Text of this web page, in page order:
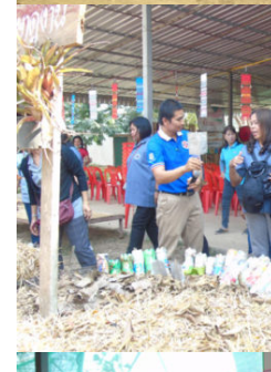
Go Hight ‘O Village
HOMU Villa
Montha Residence
Shanti – Retreat
กรีนฮิลล์รีสอร์ท
ก๋างโต้งคอฟฟี่รีสอร์ท
ชมพูภูคารีสอร์ท